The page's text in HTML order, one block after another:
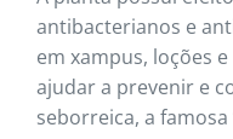
antibacterianos e
em xampus, loções
ajudar a prevenir e
seborreica, a